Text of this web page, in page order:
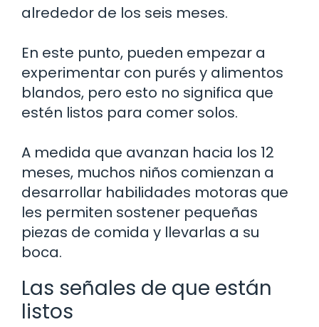
alrededor de los seis meses.
En este punto, pueden empezar a
experimentar con purés y alimentos
blandos, pero esto no significa que
estén listos para comer solos.
A medida que avanzan hacia los 12
meses, muchos niños comienzan a
desarrollar habilidades motoras que
les permiten sostener pequeñas
piezas de comida y llevarlas a su
boca.
Las señales de que están
listos